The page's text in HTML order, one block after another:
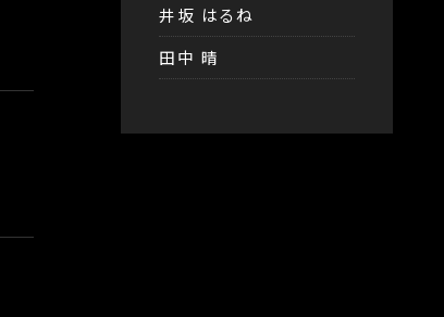
井坂 はるね
田中 晴